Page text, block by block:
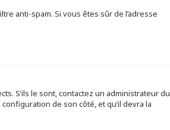
anti-spam. Si vous êtes sûr de l’adresse
S’ils le sont, contactez un administrateur du
de son côté, et qu’il devra la